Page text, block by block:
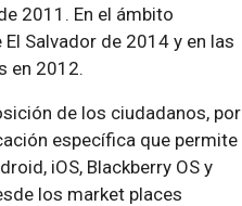
2011. En el ámbito
Salvador de 2014 y en las
en 2012.
de los ciudadanos, por
específica que permite
iOS, Blackberry OS y
los market places